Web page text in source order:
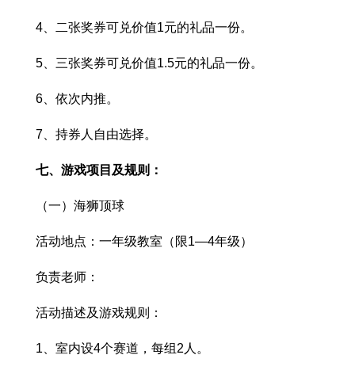
4、二张奖券可兑价值1元的礼品一份。
5、三张奖券可兑价值1.5元的礼品一份。
6、依次内推。
7、持券人自由选择。
七、游戏项目及规则：
（一）海狮顶球
活动地点：一年级教室（限1―4年级）
负责老师：
活动描述及游戏规则：
1、室内设4个赛道，每组2人。